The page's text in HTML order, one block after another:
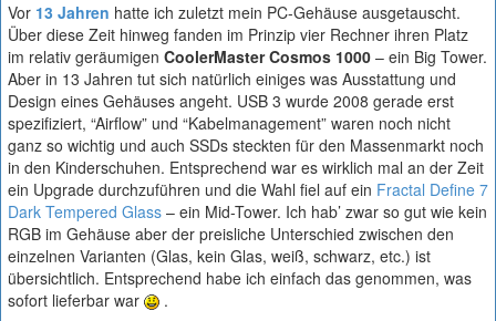
Vor 13 Jahren hatte ich zuletzt mein PC-Gehäuse ausgetauscht.
Über diese Zeit hinweg fanden im Prinzip vier Rechner ihren Platz
im relativ geräumigen CoolerMaster Cosmos 1000 – ein Big Tower.
Aber in 13 Jahren tut sich natürlich einiges was Ausstattung und
Design eines Gehäuses angeht. USB 3 wurde 2008 gerade erst
spezifiziert, “Airflow” und “Kabelmanagement” waren noch nicht
ganz so wichtig und auch SSDs steckten für den Massenmarkt noch
in den Kinderschuhen. Entsprechend war es wirklich mal an der Zeit
ein Upgrade durchzuführen und die Wahl fiel auf ein Fractal Define 7
Dark Tempered Glass – ein Mid-Tower. Ich hab’ zwar so gut wie kein
RGB im Gehäuse aber der preisliche Unterschied zwischen den
einzelnen Varianten (Glas, kein Glas, weiß, schwarz, etc.) ist
übersichtlich. Entsprechend habe ich einfach das genommen, was
sofort lieferbar war
.